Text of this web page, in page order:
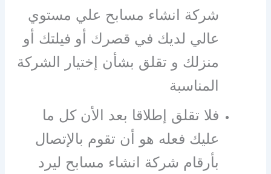
شركة انشاء مسابح علي مستوي
عالي لديك في قصرك أو فيلتك أو
منزلك و تقلق بشأن إختيار الشركة
المناسبة
فلا تقلق إطلاقا بعد الأن كل ما
عليك فعله هو أن تقوم بالإتصال
بأرقام شركة انشاء مسابح ليرد